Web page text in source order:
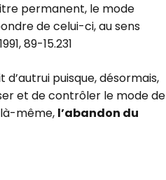
permanent, le mode
de celui-ci, au sens
89-15.231
puisque, désormais,
et de contrôler le mode de
même, l’abandon du